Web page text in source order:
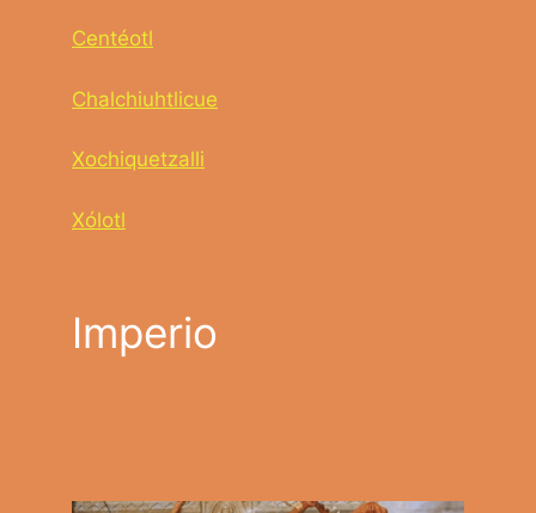
Centéotl
Chalchiuhtlicue
Xochiquetzalli
Xólotl
Imperio